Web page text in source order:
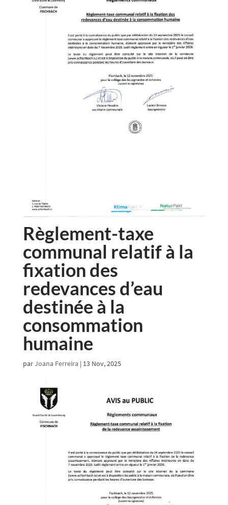
Règlement-taxe
communal relatif à la
fixation des
redevances d’eau
destinée à la
consommation
humaine
parJoana Ferreira | 13 Nov, 2025